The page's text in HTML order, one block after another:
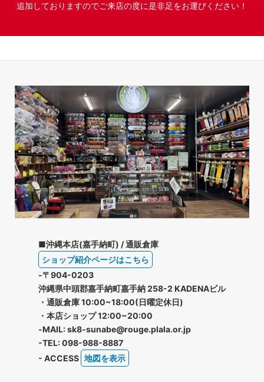
追加しておりますのでご来店の度に是非足をお運びください！
■沖縄本店(嘉手納町) / 通販倉庫
ショップ紹介ページはこちら
-〒904-0203
沖縄県中頭郡嘉手納町嘉手納 258-2 KADENAビル
・通販倉庫 10:00~18:00(日曜定休日)
・本店ショップ 12:00~20:00
-MAIL: sk8-sunabe@rouge.plala.or.jp
-TEL: 098-988-8887
- ACCESS 地図を表示